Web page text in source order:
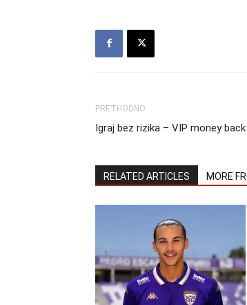
PRETHODNO
Igraj bez rizika – VIP money back
RELATED ARTICLES MORE